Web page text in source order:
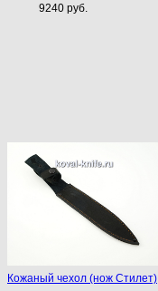
9240 руб.
Кожаный чехол (нож Стилет)